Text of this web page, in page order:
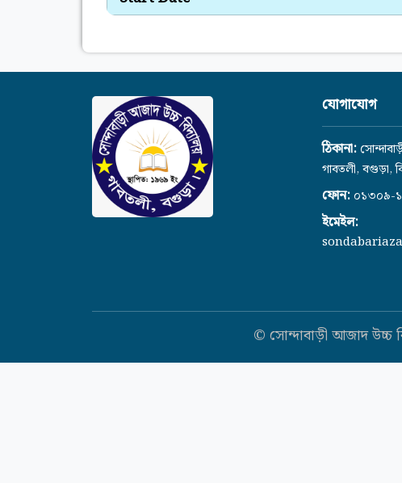
যোগাযোগ
ঠিকানা:
গাবতলী, বগুড়া,
ফোন: ০১৩০৯-
ইমেইল:
© সোন্দাবাড়ী আজাদ